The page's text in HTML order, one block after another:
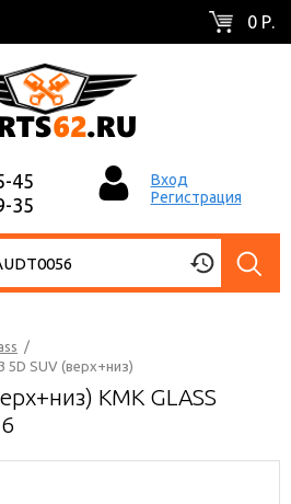
0 Р.
45
35
Вход
Регистрация
/
5D SUV (верх+низ)
KMK GLASS